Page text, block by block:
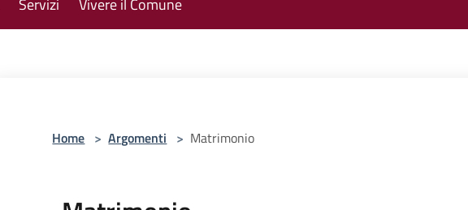
Servizi Vivere il Comune
Home > Argomenti > Matrimonio